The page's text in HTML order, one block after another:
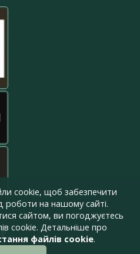
cookie, щоб забезпечити
роботи на нашому сайті.
сайтом, ви погоджуєтесь
cookie. Детальніше про
файлів cookie.